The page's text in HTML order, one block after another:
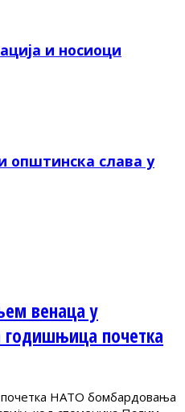
и носиоци
општинска слава у
венаца у
годишњица почетка
НАТО бомбардовања